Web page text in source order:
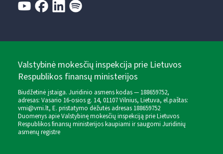
Valstybinė mokesčių inspekcija prie Lietuvos
Respublikos finansų ministerijos
Biudžetinė įstaiga. Juridinio asmens kodas — 188659752,
adresas: Vasario 16-osios g. 14, 01107 Vilnius, Lietuva, el.paštas:
vmi@vmi.lt, E. pristatymo dėžutės adresas 188659752
Duomenys apie Valstybinę mokesčių inspekciją prie Lietuvos
Respublikos finansų ministerijos kaupiami ir saugomi Juridinių
asmenų registre